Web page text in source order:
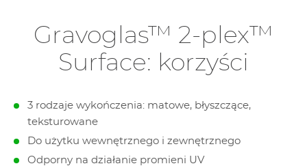
Gravoglas™ 2-plex™
Surface: korzyści
3 rodzaje wykończenia: matowe, błyszczące,
teksturowane
Do użytku wewnętrznego i zewnętrznego
Odporny na działanie promieni UV